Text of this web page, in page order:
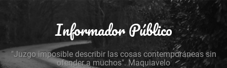
Informador Público
"Juzgo imposible describir las cosas contemporáneas sin
ofender a muchos". Maquiavelo